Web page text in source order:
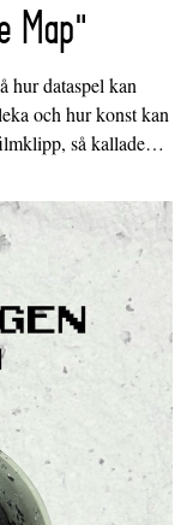
Map"
hur dataspel kan
och hur konst kan
så kallade…